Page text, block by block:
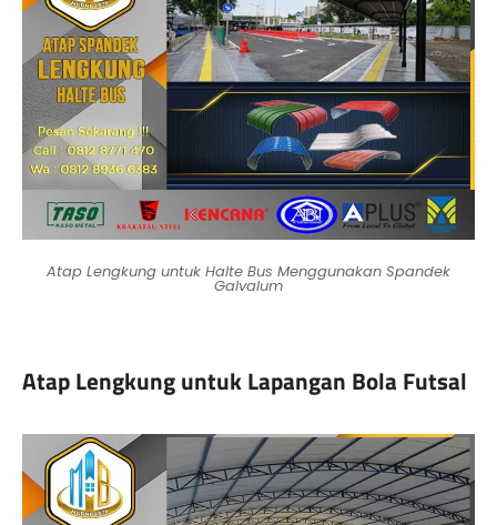
Atap Lengkung untuk Halte Bus Menggunakan Spandek
Galvalum
Atap Lengkung untuk Lapangan Bola Futsal